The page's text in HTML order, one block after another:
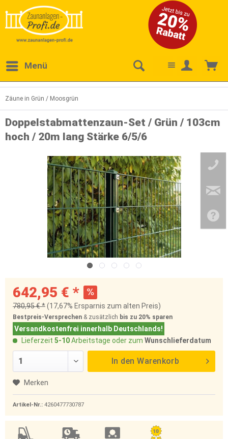
Menü
Zäune in Grün / Moosgrün
Doppelstabmattenzaun-Set / Grün / 103cm
hoch / 20m lang Stärke 6/5/6
642,95 € *
780,95 € *(17,67% Ersparnis zum alten Preis)
Bestpreis-Versprechen & zusätzlich bis zu 20% sparen
Versandkostenfrei innerhalb Deutschlands!
Lieferzeit 5-10Arbeitstage oder zum Wunschlieferdatum
In den Warenkorb
Merken
Artikel-Nr.: 4260477730787